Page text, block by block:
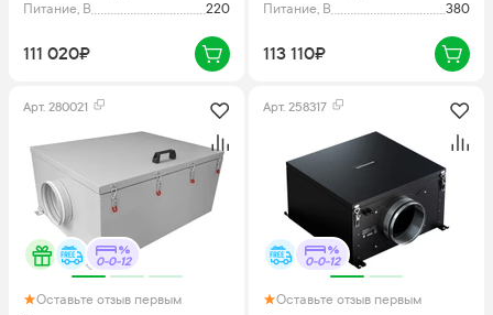
Питание, В
220
111 020₽
Питание, В
380
113 110₽
Арт. 280021
0-0-12
Оставьте отзыв первым
Арт. 258317
0-0-12
Оставьте отзыв первым